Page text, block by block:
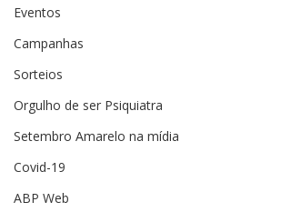
Eventos
Campanhas
Sorteios
Orgulho de ser Psiquiatra
Setembro Amarelo na mídia
Covid-19
ABP Web